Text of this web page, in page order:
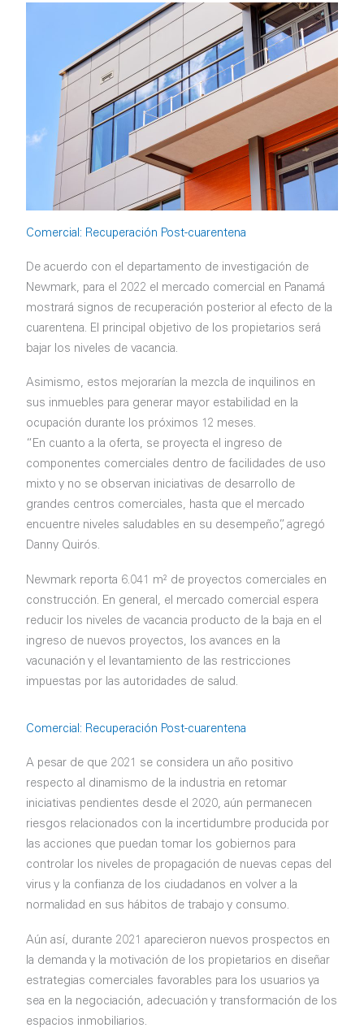
Comercial: Recuperación Post-cuarentena
De acuerdo con el departamento de investigación de
Newmark, para el 2022 el mercado comercial en Panamá
mostrará signos de recuperación posterior al efecto de la
cuarentena. El principal objetivo de los propietarios será
bajar los niveles de vacancia.
Asimismo, estos mejorarían la mezcla de inquilinos en
sus inmuebles para generar mayor estabilidad en la
ocupación durante los próximos 12 meses.
“En cuanto a la oferta, se proyecta el ingreso de
componentes comerciales dentro de facilidades de uso
mixto y no se observan iniciativas de desarrollo de
grandes centros comerciales, hasta que el mercado
encuentre niveles saludables en su desempeño”, agregó
Danny Quirós.
Newmark reporta 6.041 m² de proyectos comerciales en
construcción. En general, el mercado comercial espera
reducir los niveles de vacancia producto de la baja en el
ingreso de nuevos proyectos, los avances en la
vacunación y el levantamiento de las restricciones
impuestas por las autoridades de salud.
Comercial: Recuperación Post-cuarentena
A pesar de que 2021 se considera un año positivo
respecto al dinamismo de la industria en retomar
iniciativas pendientes desde el 2020, aún permanecen
riesgos relacionados con la incertidumbre producida por
las acciones que puedan tomar los gobiernos para
controlar los niveles de propagación de nuevas cepas del
virus y la confianza de los ciudadanos en volver a la
normalidad en sus hábitos de trabajo y consumo.
Aún así, durante 2021 aparecieron nuevos prospectos en
la demanda y la motivación de los propietarios en diseñar
estrategias comerciales favorables para los usuarios ya
sea en la negociación, adecuación y transformación de los
espacios inmobiliarios.